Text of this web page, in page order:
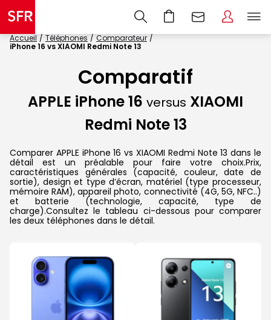
Accueil Téléphones
Comparateur
iPhone 16 vs XIAOMI Redmi Note 13
Comparatif
APPLE iPhone 16 versus XIAOMI
Redmi Note 13
Comparer APPLE iPhone 16 vs XIAOMI Redmi Note 13 dans le
détail est un préalable pour faire votre choix.Prix,
caractéristiques générales (capacité, couleur, date de
sortie), design et type d’écran, matériel (type processeur,
mémoire RAM), appareil photo, connectivité (4G, 5G, NFC..)
et batterie (technologie, capacité, type de
charge).Consultez le tableau ci-dessous pour comparer
les deux téléphones dans le détail.